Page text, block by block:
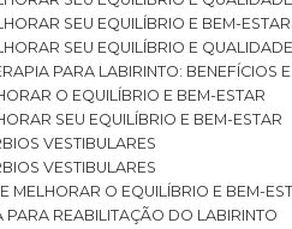
SEU EQUILÍBRIO E BEM-ESTAR
SEU EQUILÍBRIO E
PARA LABIRINTO: BENEFÍCIOS
O EQUILÍBRIO E BEM-ESTAR
SEU EQUILÍBRIO E BEM-ESTAR
VESTIBULARES
VESTIBULARES
MELHORAR O EQUILÍBRIO E BEM-
PARA REABILITAÇÃO DO LABIRINTO